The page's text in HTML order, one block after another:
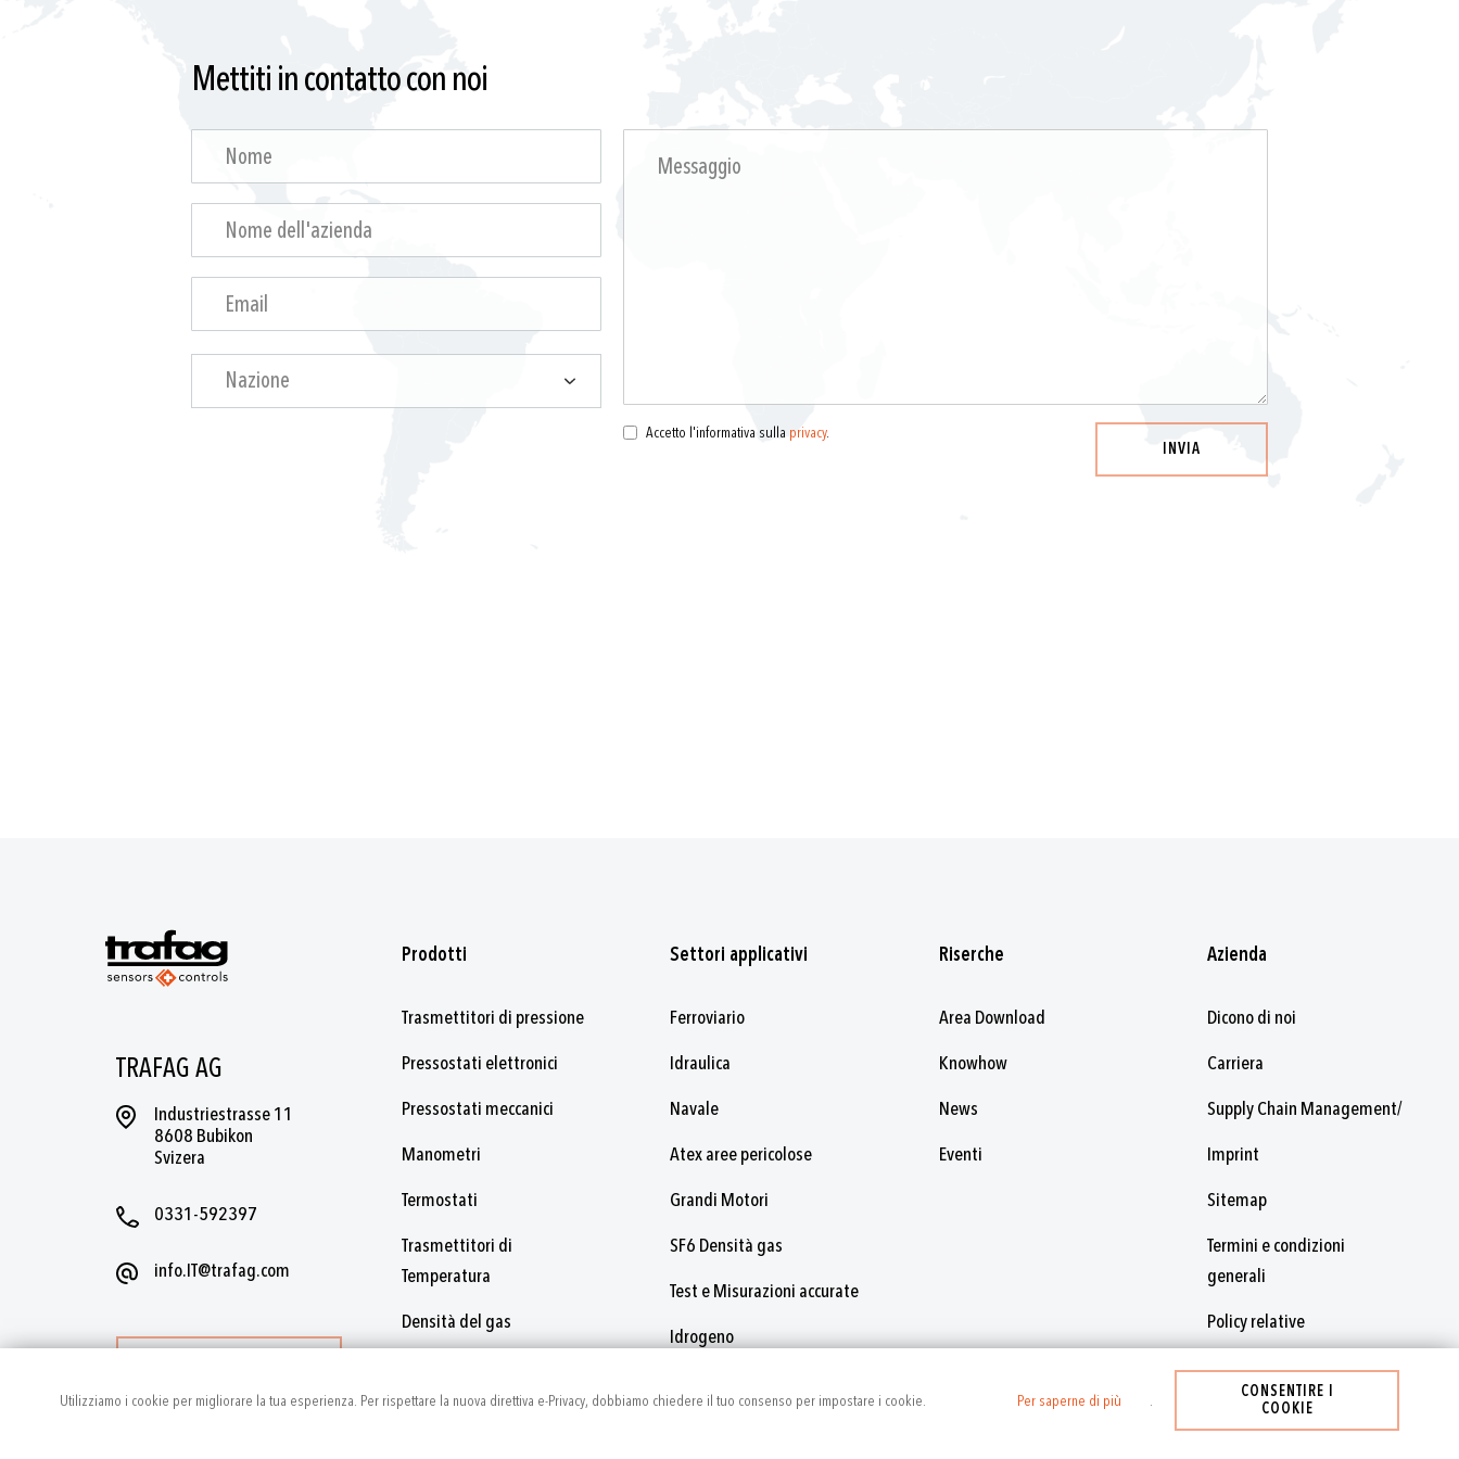
Utilizziamo i cookie per migliorare la tua esperienza. Per rispettare la nuova direttiva e-Privacy, dobbiamo chiedere il tuo consenso per impostare i cookie. Per saperne di più .
CONSENTIRE I
COOKIE
Mettiti in contatto con noi
Nazione
Accetto l'informativa sulla privacy.
INVIA
TRAFAG AG
Industriestrasse 11
8608 Bubikon
Svizera
0331-592397
info.IT@trafag.com
Prodotti
Trasmettitori di pressione
Pressostati elettronici
Pressostati meccanici
Manometri
Termostati
Trasmettitori di
Temperatura
Densità del gas
Accessori
Settori applicativi
Ferroviario
Idraulica
Navale
Atex aree pericolose
Grandi Motori
SF6 Densità gas
Test e Misurazioni accurate
Idrogeno
Riserche
Area Download
Knowhow
News
Eventi
Azienda
Dicono di noi
Carriera
Supply Chain Management/
Imprint
Sitemap
Termini e condizioni
generali
Policy relative